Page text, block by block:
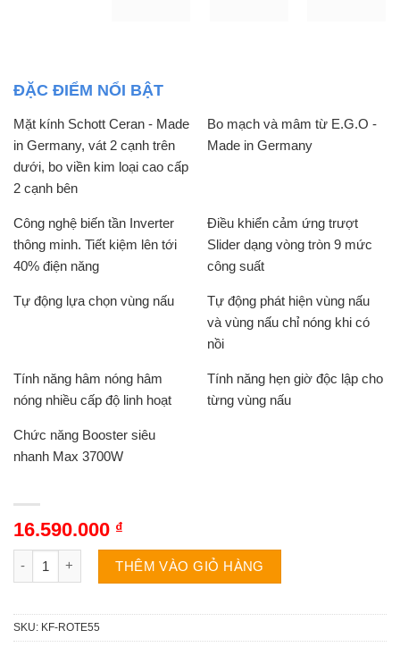
ĐẶC ĐIỂM NỔI BẬT
Mặt kính Schott Ceran - Made
in Germany, vát 2 cạnh trên
dưới, bo viền kim loại cao cấp
2 cạnh bên
Bo mạch và mâm từ E.G.O -
Made in Germany
Công nghệ biến tần Inverter
thông minh. Tiết kiệm lên tới
40% điện năng
Điều khiển cảm ứng trượt
Slider dạng vòng tròn 9 mức
công suất
Tự động lựa chọn vùng nấu
Tự động phát hiện vùng nấu
và vùng nấu chỉ nóng khi có
nồi
Tính năng hâm nóng hâm
nóng nhiều cấp độ linh hoạt
Tính năng hẹn giờ độc lập cho
từng vùng nấu
Chức năng Booster siêu
nhanh Max 3700W
16.590.000 ₫
Bếp từ Kaff KF-ROTE55 số lượng
THÊM VÀO GIỎ HÀNG
SKU: KF-ROTE55